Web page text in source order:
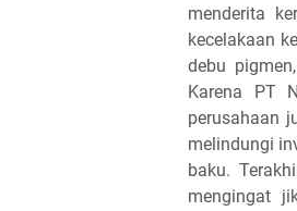
menderita
kecelakaan
debu
Karena PT
perusahaan
melindungi
baku.
mengingat